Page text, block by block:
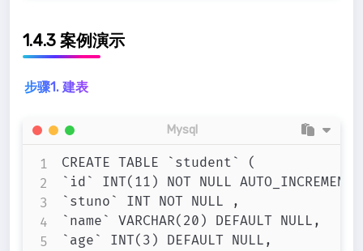
1.4.3 案例演示
步骤1. 建表
CREATE TABLE `student` (
`id` INT(11) NOT NULL AUTO_INCREMENT,
`stuno` INT NOT NULL ,
`name` VARCHAR(20) DEFAULT NULL,
`age` INT(3) DEFAULT NULL,
Mysql